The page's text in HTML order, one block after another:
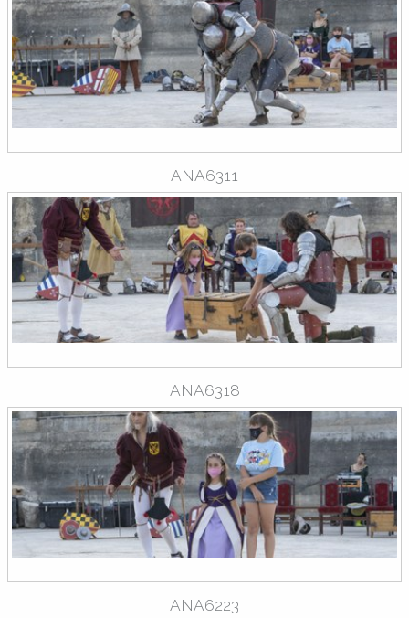
ANA6311
ANA6318
ANA6223